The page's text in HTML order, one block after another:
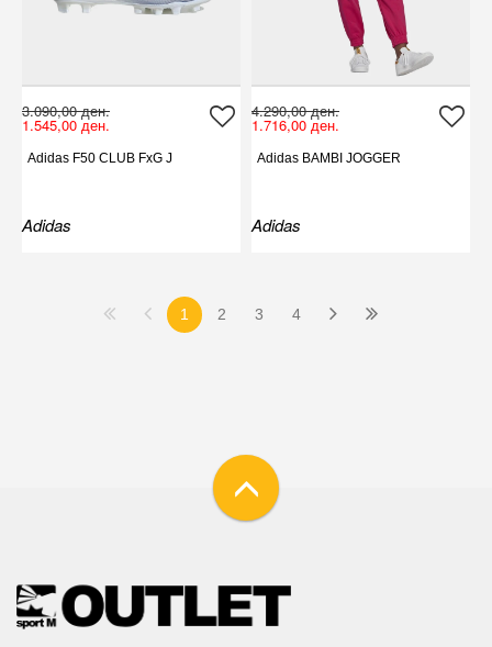
3.090,00 ден.
1.545,00 ден.
Adidas F50 CLUB FxG J
Adidas
4.290,00 ден.
1.716,00 ден.
Adidas BAMBI JOGGER
Adidas
1 2 3 4